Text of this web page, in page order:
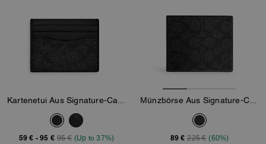
59 € -95 € 95 € (Up to 37%) 89 € 225 € (60%)